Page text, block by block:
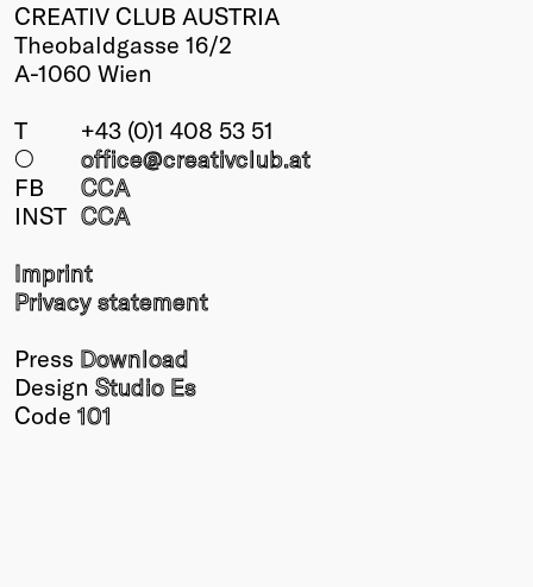
CREATIV CLUB AUSTRIA
Theobaldgasse 16/2
A-1060 Wien
T
+43 (0)1 408 53 51
○
office@creativclub.at
FB
CCA
INST CCA
Imprint
Privacy statement
Press Download
Design Studio Es
Code 101